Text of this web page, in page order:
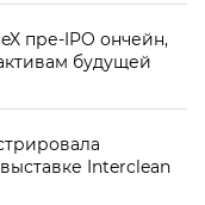
пре-IPO ончейн,
будущей
Interclean